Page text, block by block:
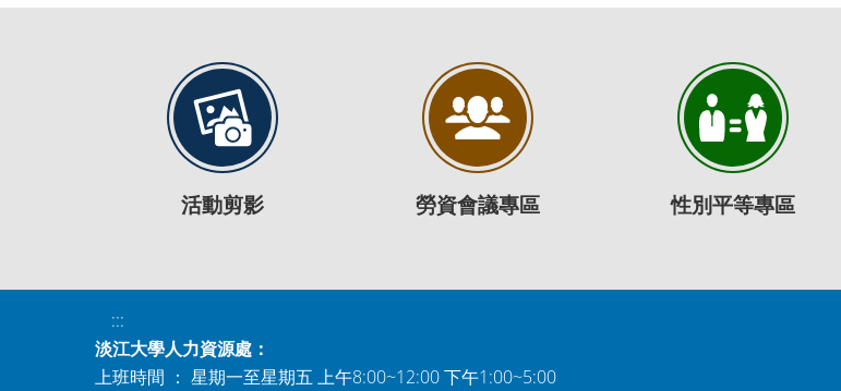
活動剪影 勞資會議專區 性別平等專區
:::
淡江大學人力資源處：
上班時間 ： 星期一至星期五 上午8:00~12:00 下午1:00~5:00